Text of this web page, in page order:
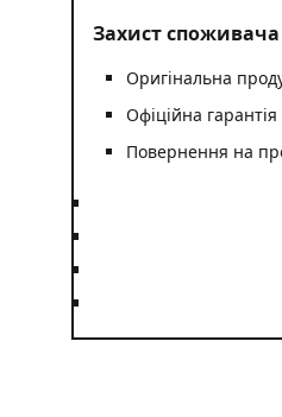
Захист споживача
Оригінальна
Офіційна гарантія
Повернення на